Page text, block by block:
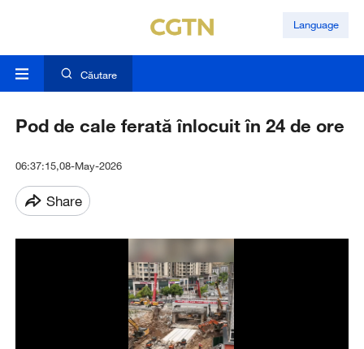
Language
Căutare
Pod de cale ferată înlocuit în 24 de ore
06:37:15,08-May-2026
Share